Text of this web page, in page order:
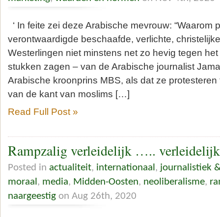
‘ In feite zei deze Arabische mevrouw: “Waarom
verontwaardigde beschaafde, verlichte,
Westerlingen niet minstens net zo hevig tegen
stukken zagen – van de Arabische journalist
Arabische kroonprins MBS, als dat ze
van de kant van moslims […]
Read Full Post »
Rampzalig verleidelijk …..
Posted in actualiteit, internationaal , journalistiek
moraal , media, Midden-Oosten, neoliberalisme,
naargeestig on Aug 26th, 2020